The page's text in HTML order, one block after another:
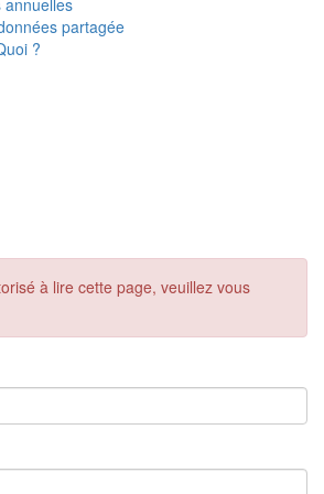
annuelles
partagée
?
à lire cette page, veuillez vous